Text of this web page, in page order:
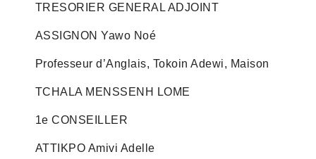
TRESORIER GENERAL ADJOINT
ASSIGNON Yawo Noé
Professeur d’Anglais, Tokoin Adewi, Maison
TCHALA MENSSENH LOME
1e CONSEILLER
ATTIKPO Amivi Adelle